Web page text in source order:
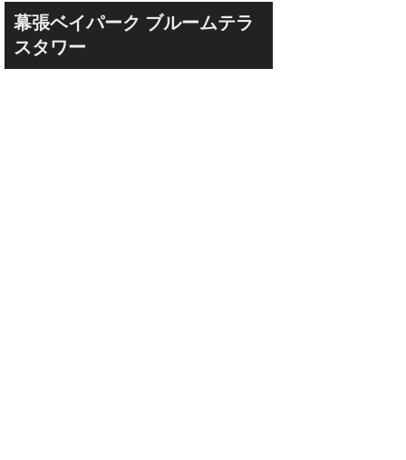
幕張ベイパーク ブルームテラ
スタワー